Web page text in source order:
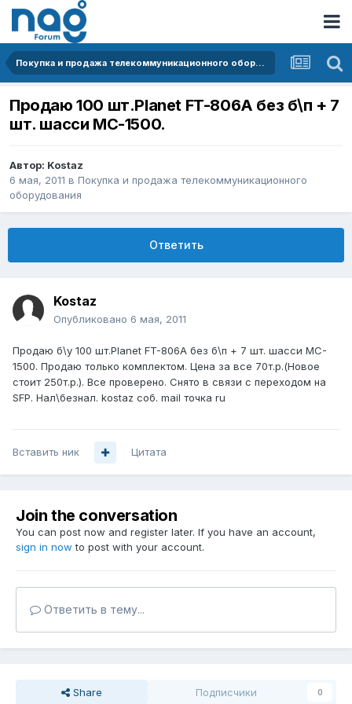
Покупка и продажа телекоммуникационного оборудования
Продаю 100 шт.Planet FT-806A без б\п + 7
шт. шасси MC-1500.
Автор: Kostaz
6 мая, 2011 в Покупка и продажа телекоммуникационного
оборудования
Ответить
Kostaz
Опубликовано 6 мая, 2011
Продаю б\у 100 шт.Planet FT-806A без б\п + 7 шт. шасси MC-
1500. Продаю только комплектом. Цена за все 70т.р.(Новое
стоит 250т.р.). Все проверено. Снято в связи с переходом на
SFP. Нал\безнал. kostaz соб. mail точка ru
Вставить ник Цитата
Join the conversation
You can post now and register later. If you have an account,
sign in now to post with your account.
Ответить в тему...
Share Подписчики 0